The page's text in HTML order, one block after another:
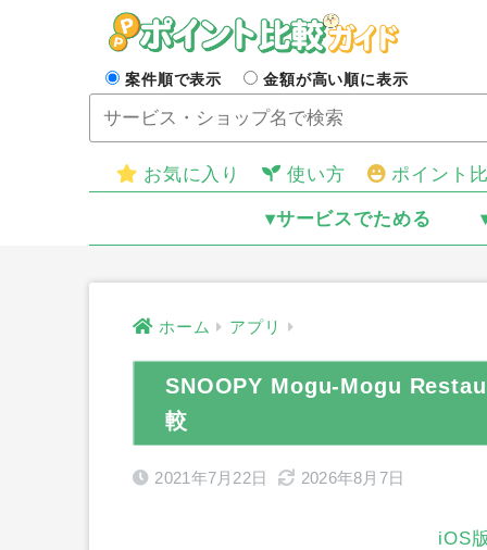
案件順で表示 金額が高い順に表示
お気に入り 使い方 ポイント
▾サービスでためる
ホーム アプリ
SNOOPY Mogu-Mogu
較
2021年7月22日 2026年8月7日
iOS